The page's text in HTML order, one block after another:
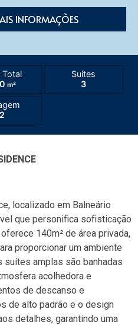
INFORMAÇÕES
Total
m²
Suítes
3
2
localizado em Balneário
que personifica sofisticação
140m² de área privada,
proporcionar um ambiente
amplas são banhadas
acolhedora e
de descanso e
de alto padrão e o design
detalhes, garantindo uma